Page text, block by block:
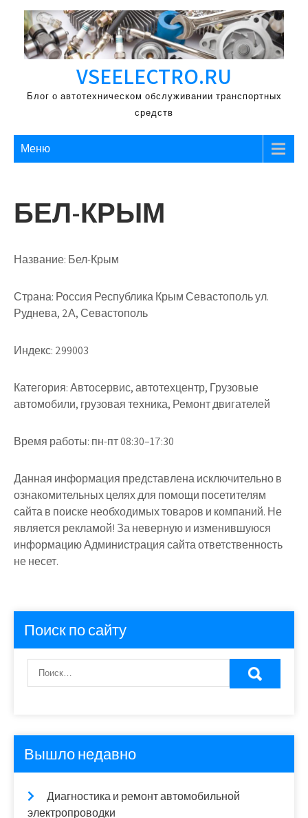
Перейти
содержимому
VSEELECTRO.RU
Блог о автотехническом обслуживании транспортных
средств
Меню
БЕЛ-КРЫМ
Название: Бел-Крым
Страна: Россия Республика Крым Севастополь ул.
Руднева, 2А, Севастополь
Индекс: 299003
Категория:Автосервис, автотехцентр, Грузовые
автомобили, грузовая техника, Ремонт двигателей
Время работы: пн-пт 08:30–17:30
Данная информация представлена исключительно в
ознакомительных целях для помощи посетителям
сайта в поиске необходимых товаров и компаний. Не
является рекламой! За неверную и изменившуюся
информацию Администрация сайта ответственность
не несет.
Поиск по сайту
Вышло недавно
Диагностика и ремонт автомобильной
электропроводки